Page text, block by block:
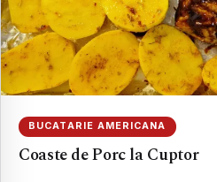
BUCATARIE AMERICANA
Coaste de Porc la Cuptor